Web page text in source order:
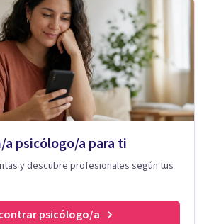
a psicólogo/a para ti
y descubre profesionales según tus
psicólogo/a